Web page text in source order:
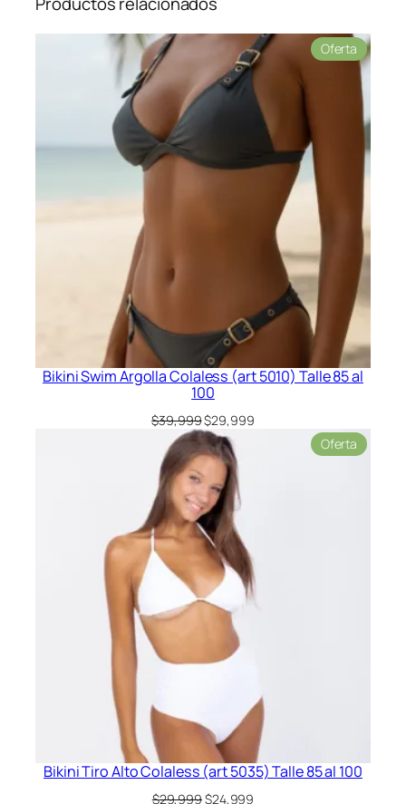
Oferta
en
oferta
Bikini Swim Argolla Colaless (art 5010) Talle 85 al
100
$39,999El
precio
original
era:
$39,999.
$29,999El
Oferta
en
Bikini Tiro Alto Colaless (art 5035) Talle 85 al 100
$29,999El
$24,999